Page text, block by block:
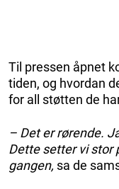
Til pressen åpnet
tiden, og hvordan
for all støtten de
– Det er rørende.
Dette setter vi stor
gangen, sa de